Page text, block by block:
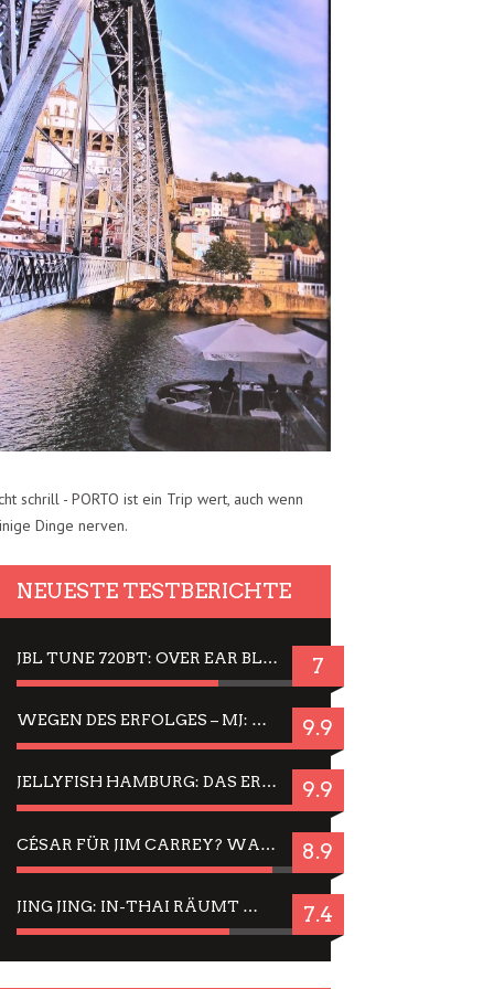
schrill - PORTO ist ein Trip wert, auch wenn
Dinge nerven.
NEUESTE TESTBERICHTE
JBL TUNE 720BT: OVER EAR BLUETOOTH KOPFHÖRER UM DIE 50,-€ IM DAUER-TEST 7
WEGEN DES ERFOLGES – MJ: MICHAEL JACKSON MUSICAL IN EINER MATINEE SEHEN 9.9
JELLYFISH HAMBURG: DAS ERFOLGREICHE SOMMER-MENÜ 2025 IN GEFÜHLEN UND BILDERN 9.9
CÉSAR FÜR JIM CARREY? WARUM DAS EINER DER NERVIGSTEN ACTORS IST UND BLEIBT 8.9
JING JING: IN-THAI RÄUMT WIEDER TITEL AB – EIN ZWEI-STUNDEN-ERLEBNISBERICHT 7.4